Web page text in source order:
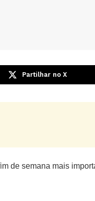
Partilhar no X
de semana mais